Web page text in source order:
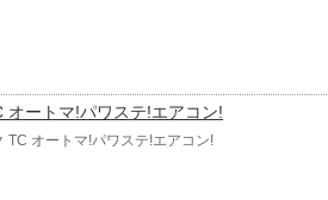
ートマ!パワステ!エアコン!
オートマ!パワステ!エアコン!